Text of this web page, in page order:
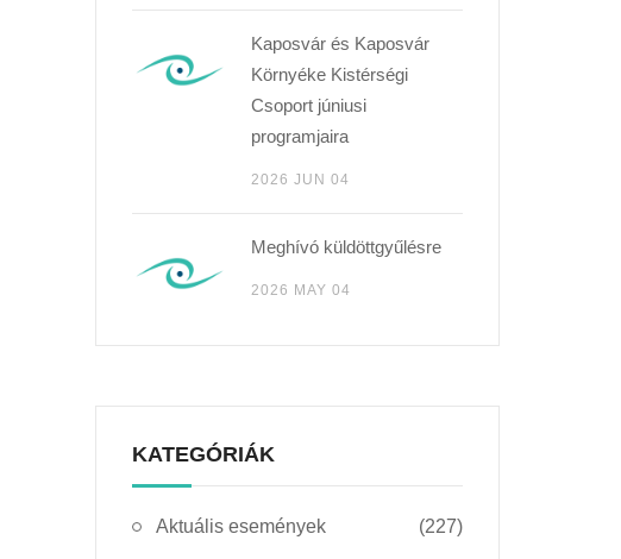
Kaposvár és Kaposvár
Környéke Kistérségi
Csoport júniusi
programjaira
2026 JUN 04
Meghívó küldöttgyűlésre
2026 MAY 04
KATEGÓRIÁK
Aktuális események (227)